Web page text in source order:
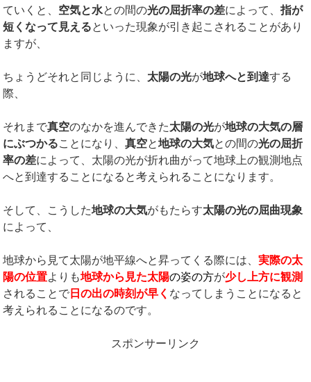
ていくと、 空気と水との間の光の屈折率の差によって、指が
短くなって見えるといった現象が引き起こされることがあり
ますが、
ちょうどそれと同じように、 太陽の光が地球へと到達する
際、
それまで真空のなかを進んできた太陽の光が地球の大気の層
にぶつかることになり、真空と地球の大気との間の光の屈折
率の差によって、太陽の光が折れ曲がって地球上の観測地点
へと到達することになると考えられることになります。
そして、こうした地球の大気がもたらす太陽の光の屈曲現象
によって、
地球から見て太陽が地平線へと昇ってくる際には、実際の太
陽の位置よりも地球から見た太陽の姿の方が少し上方に観測
されることで 日の出の時刻が早く なってしまうことになると
考えられることになるのです。
スポンサーリンク